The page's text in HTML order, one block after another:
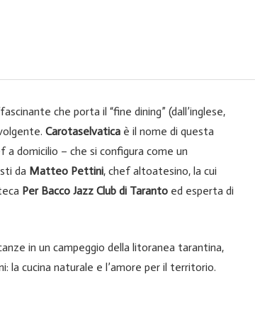
che porta il “fine dining” (dall’inglese,
Carotaselvatica è il nome di questa
domicilio – che si configura come un
da Matteo Pettini, chef altoatesino, la cui
Per Bacco Jazz Club di Taranto ed esperta di
in un campeggio della litoranea tarantina,
la cucina naturale e l’amore per il territorio.